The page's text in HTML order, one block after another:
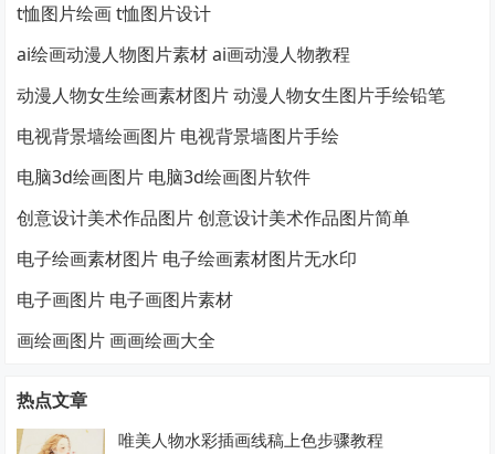
t恤图片绘画 t恤图片设计
ai绘画动漫人物图片素材 ai画动漫人物教程
动漫人物女生绘画素材图片 动漫人物女生图片手绘铅笔
电视背景墙绘画图片 电视背景墙图片手绘
电脑3d绘画图片 电脑3d绘画图片软件
创意设计美术作品图片 创意设计美术作品图片简单
电子绘画素材图片 电子绘画素材图片无水印
电子画图片 电子画图片素材
画绘画图片 画画绘画大全
热点文章
唯美人物水彩插画线稿上色步骤教程